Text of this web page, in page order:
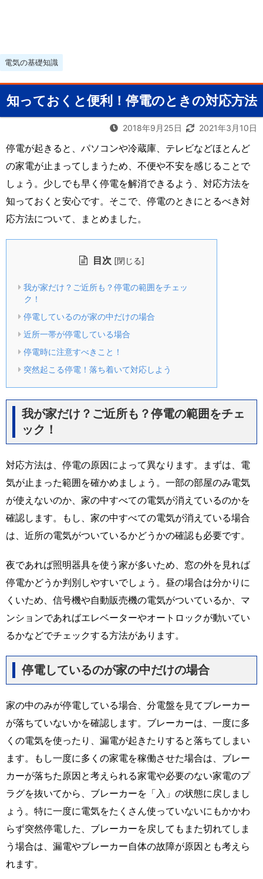
電気の基礎知識
知っておくと便利！停電のときの対応方法
2018年9月25日 2021年3月10日
停電が起きると、パソコンや冷蔵庫、テレビなどほとんど
の家電が止まってしまうため、不便や不安を感じることで
しょう。少しでも早く停電を解消できるよう、対応方法を
知っておくと安心です。そこで、停電のときにとるべき対
応方法について、まとめました。
目次 [閉じる]
我が家だけ？ご近所も？停電の範囲をチェッ
ク！
停電しているのが家の中だけの場合
近所一帯が停電している場合
停電時に注意すべきこと！
突然起こる停電！落ち着いて対応しよう
我が家だけ？ご近所も？停電の範囲をチェ
ック！
対応方法は、停電の原因によって異なります。まずは、電
気が止まった範囲を確かめましょう。一部の部屋のみ電気
が使えないのか、家の中すべての電気が消えているのかを
確認します。もし、家の中すべての電気が消えている場合
は、近所の電気がついているかどうかの確認も必要です。
夜であれば照明器具を使う家が多いため、窓の外を見れば
停電かどうか判別しやすいでしょう。昼の場合は分かりに
くいため、信号機や自動販売機の電気がついているか、マ
ンションであればエレベーターやオートロックが動いてい
るかなどでチェックする方法があります。
停電しているのが家の中だけの場合
家の中のみが停電している場合、分電盤を見てブレーカー
が落ちていないかを確認します。ブレーカーは、一度に多
くの電気を使ったり、漏電が起きたりすると落ちてしまい
ます。もし一度に多くの家電を稼働させた場合は、ブレー
カーが落ちた原因と考えられる家電や必要のない家電のプ
ラグを抜いてから、ブレーカーを「入」の状態に戻しまし
ょう。特に一度に電気をたくさん使っていないにもかかわ
らず突然停電した、ブレーカーを戻してもまた切れてしま
う場合は、漏電やブレーカー自体の故障が原因とも考えら
れます。